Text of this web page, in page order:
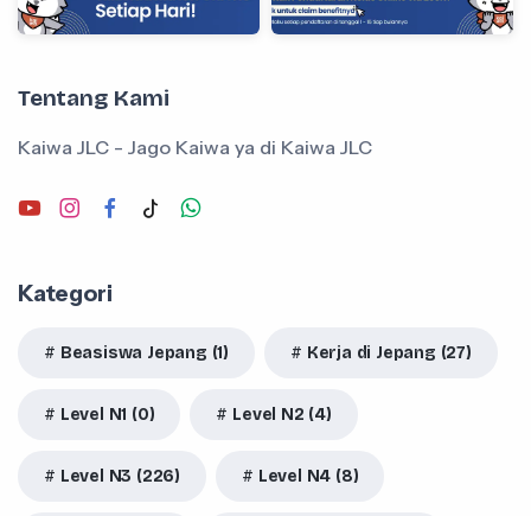
Tentang Kami
Kaiwa JLC - Jago Kaiwa ya di Kaiwa JLC
Kategori
Beasiswa Jepang (1) Kerja di Jepang (27)
Level N1 (0) Level N2 (4)
Level N3 (226) Level N4 (8)